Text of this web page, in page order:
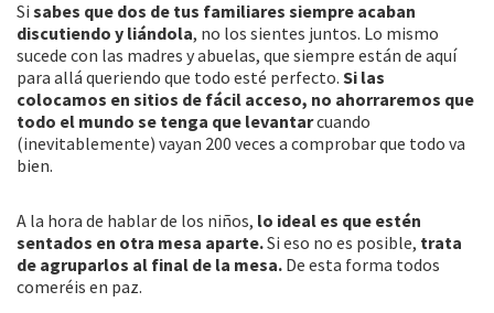
Si sabes que dos de tus familiares siempre acaban
discutiendo y liándola, no los sientes juntos. Lo mismo
sucede con las madres y abuelas, que siempre están de aquí
para allá queriendo que todo esté perfecto. Si las
colocamos en sitios de fácil acceso, no ahorraremos que
todo el mundo se tenga que levantarcuando
(inevitablemente) vayan 200 veces a comprobar que todo va
bien.
A la hora de hablar de los niños, lo ideal es que estén
sentados en otra mesa aparte.Si eso no es posible, trata
de agruparlos al final de la mesa. De esta forma todos
comeréis en paz.